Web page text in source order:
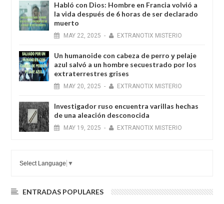
Habló con Dios: Hombre en Francia volvió a
la vida después de 6 horas de ser declarado
muerto
MAY 22, 2025 - EXTRANOTIX MISTERIO
Un humanoide con cabeza de perro у pelaje
azul salvó a un hombre secuestrado por los
extraterrestres grises
MAY 20, 2025 - EXTRANOTIX MISTERIO
Investigador ruso encuentra varillas hechas
de una aleación desconocida
MAY 19, 2025 - EXTRANOTIX MISTERIO
Select Language ▼
ENTRADAS POPULARES